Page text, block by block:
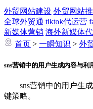
外贸网站建设 外贸网站
全球外贸通 tiktok代运营
新媒体营销 海外新媒体
首页 > 一瞬知识 > 外
sns营销中的用户生成内容与利
sns营销中的用户生成
键策略。